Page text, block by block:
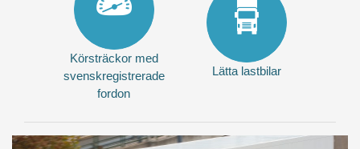
Körsträckor med
svenskregistrerade
fordon
Lätta lastbilar